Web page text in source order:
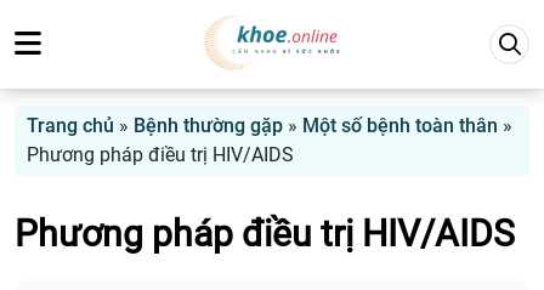
Trang chủ » Bệnh thường gặp » Một số bệnh toàn thân »
Phương pháp điều trị HIV/AIDS
Phương pháp điều trị HIV/AIDS